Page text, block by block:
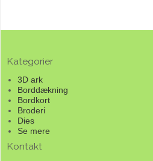
Kategorier
3D ark
Borddækning
Bordkort
Broderi
Dies
Se mere
Kontakt